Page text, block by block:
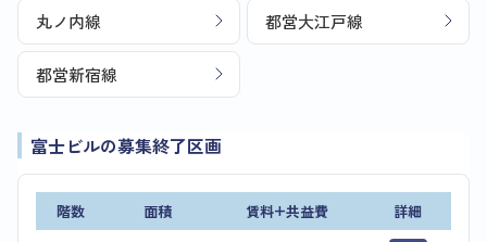
丸ノ内線 都営大江戸線
都営新宿線
富士ビルの募集終了区画
階数 面積 賃料+共益費 詳細